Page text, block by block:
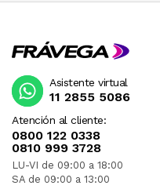
Atención al cliente:
0800 122 0338
0810 999 3728
LU-VI de 09:00 a 18:00
SA de 09:00 a 13:00
Asistente virtual
11 2855 5086